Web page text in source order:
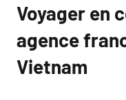
Voyager en
agence
Vietnam